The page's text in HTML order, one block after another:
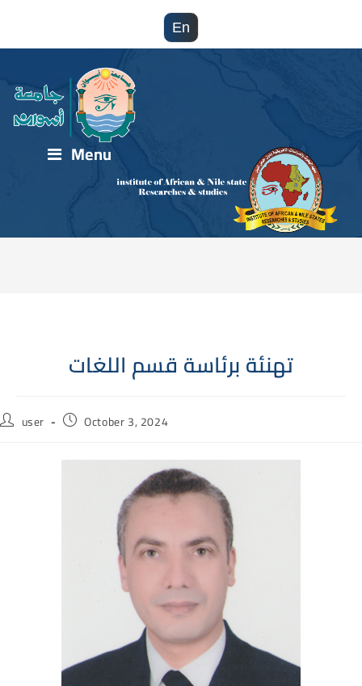
En
Menu
تهنئة برئاسة قسم اللغات
Postuser PostOctober 3, 2024